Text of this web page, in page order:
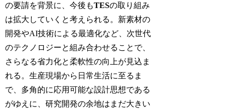
の要請を背景に、今後もTESの取り組み
は拡大していくと考えられる。新素材の
開発やAI技術による最適化など、次世代
のテクノロジーと組み合わせることで、
さらなる省力化と柔軟性の向上が見込ま
れる。生産現場から日常生活に至るま
で、多角的に応用可能な設計思想である
がゆえに、研究開発の余地はまだ大きい